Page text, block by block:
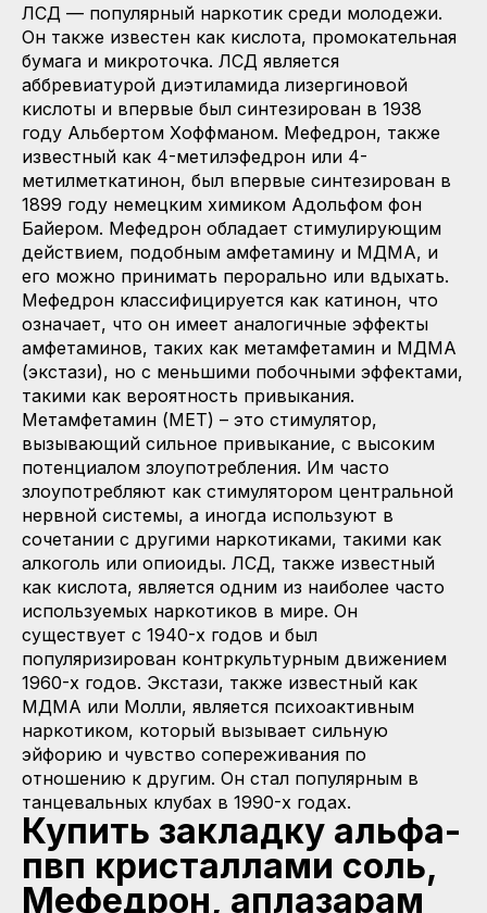
ЛСД — популярный наркотик среди молодежи.
Он также известен как кислота, промокательная
бумага и микроточка. ЛСД является
аббревиатурой диэтиламида лизергиновой
кислоты и впервые был синтезирован в 1938
году Альбертом Хоффманом. Мефедрон, также
известный как 4-метилэфедрон или 4-
метилметкатинон, был впервые синтезирован в
1899 году немецким химиком Адольфом фон
Байером. Мефедрон обладает стимулирующим
действием, подобным амфетамину и МДМА, и
его можно принимать перорально или вдыхать.
Мефедрон классифицируется как катинон, что
означает, что он имеет аналогичные эффекты
амфетаминов, таких как метамфетамин и МДМА
(экстази), но с меньшими побочными эффектами,
такими как вероятность привыкания.
Метамфетамин (МЕТ) – это стимулятор,
вызывающий сильное привыкание, с высоким
потенциалом злоупотребления. Им часто
злоупотребляют как стимулятором центральной
нервной системы, а иногда используют в
сочетании с другими наркотиками, такими как
алкоголь или опиоиды. ЛСД, также известный
как кислота, является одним из наиболее часто
используемых наркотиков в мире. Он
существует с 1940-х годов и был
популяризирован контркультурным движением
1960-х годов. Экстази, также известный как
МДМА или Молли, является психоактивным
наркотиком, который вызывает сильную
эйфорию и чувство сопереживания по
отношению к другим. Он стал популярным в
танцевальных клубах в 1990-х годах.
Купить закладку альфа-
пвп кристаллами соль,
Мефедрон, аплазарам